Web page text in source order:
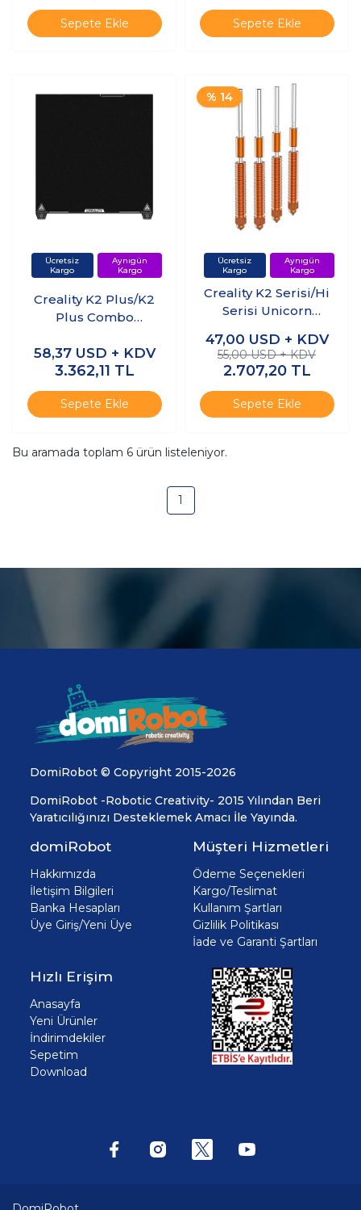
Sepete Ekle Sepete Ekle
Creality K2 Plus/K2
Plus Combo
Reçine Tabla
350x350mm
58,37 USD + KDV
3.362,11 TL
Sepete Ekle
% 14
Creality K2 Serisi/Hi
Serisi Unicorn
Kit
47,00 USD + KDV
55,00 USD + KDV
2.707,20 TL
Sepete Ekle
Bu aramada toplam 6 ürün listeleniyor.
1
DomiRobot © Copyright 2015-2026
DomiRobot -Robotic Creativity- 2015 Yılından Beri
Yaratıcılığınızı Desteklemek Amacı İle Yayında.
domiRobot
Hakkımızda
İletişim Bilgileri
Banka Hesapları
Üye Giriş/Yeni Üye
Müşteri Hizmetleri
Ödeme Seçenekleri
Kargo/Teslimat
Kullanım Şartları
Gizlilik Politikası
İade ve Garanti Şartları
Hızlı Erişim
Anasayfa
Yeni Ürünler
İndirimdekiler
Sepetim
Download